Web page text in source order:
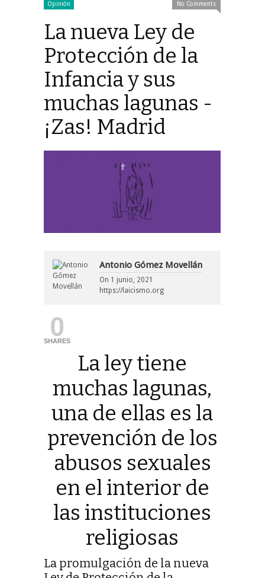
Opinión No Comments
La nueva Ley de
Protección de la
Infancia y sus
muchas lagunas -
¡Zas! Madrid
Antonio Gómez Movellán
On 1 junio, 2021
https://laicismo.org
0
SHARES
La ley tiene
muchas lagunas,
una de ellas es la
prevención de los
abusos sexuales
en el interior de
las instituciones
religiosas
La promulgación de la nueva